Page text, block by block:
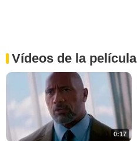
Vídeos de la película
0:17